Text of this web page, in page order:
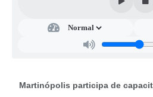
Casa das Artesãs
Valor da Terra Nua / ITR
Martinópolis participa de